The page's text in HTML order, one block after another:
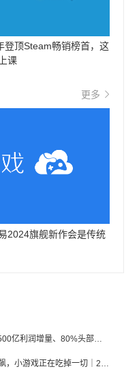
登顶Steam畅销榜首，这
课
更多
2024旗舰新作会是传统
游戏AI“账本”公开：500亿利润增量、80%头部入局，谁在闷声发财？
端游“复活”，出海狂飙，小游戏正在吃掉一切｜2026上半年产业报告